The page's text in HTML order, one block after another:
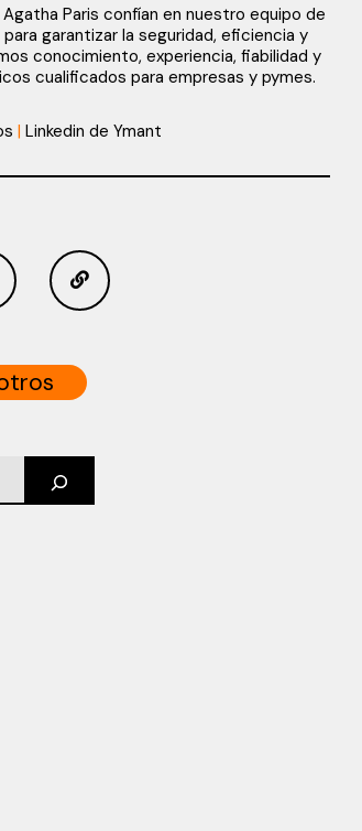
Paris confían en nuestro equipo de
garantizar la seguridad, eficiencia y
conocimiento, experiencia, fiabilidad y
cualificados para empresas y pymes.
| Linkedin de Ymant